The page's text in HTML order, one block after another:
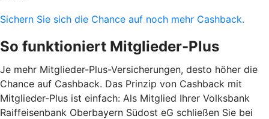
Sichern Sie sich die Chance auf noch mehr Cashback.
So funktioniert Mitglieder-Plus
Je mehr Mitglieder-Plus-Versicherungen, desto höher die
Chance auf Cashback. Das Prinzip von Cashback mit
Mitglieder-Plus ist einfach: Als Mitglied Ihrer Volksbank
Raiffeisenbank Oberbayern Südost eG schließen Sie bei